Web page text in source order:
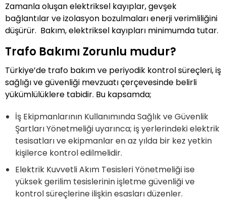
Zamanla oluşan elektriksel kayıplar, gevşek
bağlantılar ve izolasyon bozulmaları enerji verimliliğini
düşürür. Bakım, elektriksel kayıpları minimumda tutar.
Trafo Bakımı Zorunlu mudur?
Türkiye’de trafo bakım ve periyodik kontrol süreçleri, iş
sağlığı ve güvenliği mevzuatı çerçevesinde belirli
yükümlülüklere tabidir. Bu kapsamda;
İş Ekipmanlarının Kullanımında Sağlık ve Güvenlik
Şartları Yönetmeliği uyarınca; iş yerlerindeki elektrik
tesisatları ve ekipmanlar en az yılda bir kez yetkin
kişilerce kontrol edilmelidir.
Elektrik Kuvvetli Akım Tesisleri Yönetmeliği ise
yüksek gerilim tesislerinin işletme güvenliği ve
kontrol süreçlerine ilişkin esasları düzenler.